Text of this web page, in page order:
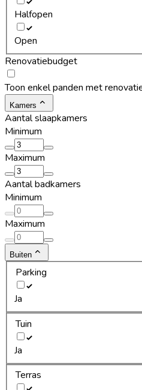
Halfopen
Open
Renovatiebudget
Toon enkel panden met
Kamers
Aantal slaapkamers
Minimum
Maximum
Aantal badkamers
Minimum
Maximum
Buiten
Parking
Ja
Tuin
Ja
Terras